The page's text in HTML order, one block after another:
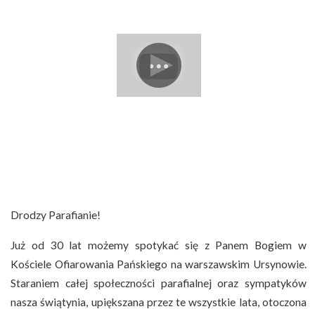
Drodzy Parafianie!
Już od 30 lat możemy spotykać się z Panem Bogiem w
Kościele Ofiarowania Pańskiego na warszawskim Ursynowie.
Staraniem całej społeczności parafialnej oraz sympatyków
nasza świątynia, upiększana przez te wszystkie lata, otoczona